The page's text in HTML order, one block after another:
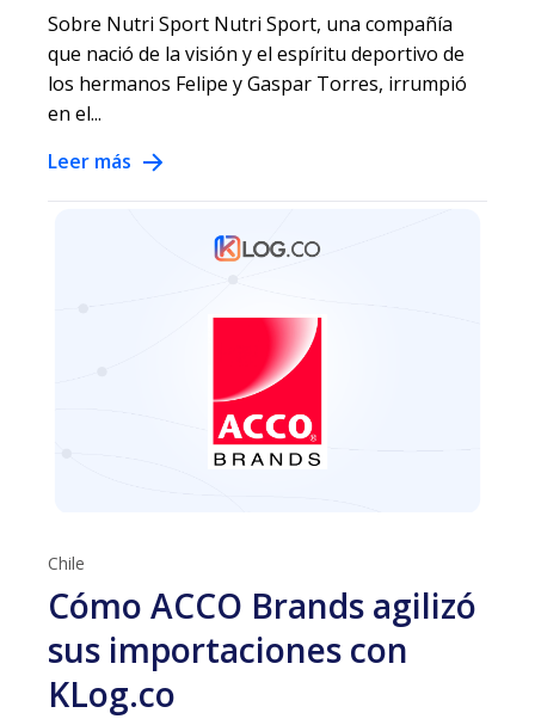
Sobre Nutri Sport Nutri Sport, una compañía
que nació de la visión y el espíritu deportivo de
los hermanos Felipe y Gaspar Torres, irrumpió
en el...
Leer más
Chile
Cómo ACCO Brands agilizó
sus importaciones con
KLog.co